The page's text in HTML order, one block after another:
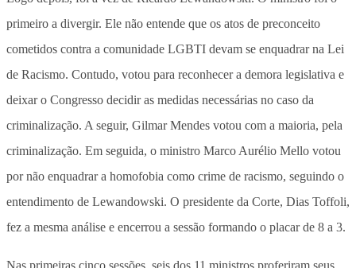
primeiro a divergir. Ele não entende que os atos de preconceito
cometidos contra a comunidade LGBTI devam se enquadrar na Lei
de Racismo. Contudo, votou para reconhecer a demora legislativa e
deixar o Congresso decidir as medidas necessárias no caso da
criminalização. A seguir, Gilmar Mendes votou com a maioria, pela
criminalização. Em seguida, o ministro Marco Aurélio Mello votou
por não enquadrar a homofobia como crime de racismo, seguindo o
entendimento de Lewandowski. O presidente da Corte, Dias Toffoli,
fez a mesma análise e encerrou a sessão formando o placar de 8 a 3.
Nas primeiras cinco sessões, seis dos 11 ministros proferiram seus